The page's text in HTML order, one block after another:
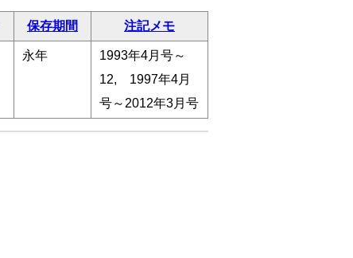
保存期間 注記メモ
永年
1993年4月号～
12, 1997年4月
号～2012年3月号